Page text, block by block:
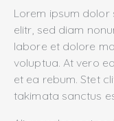
Lorem ipsum
elitr, sed diam
labore et dolore
voluptua. At vero
et ea rebum. Stet
takimata sanctus